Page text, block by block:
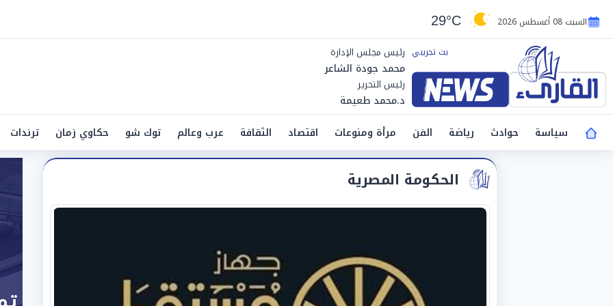
السبت 08 أغسطس 2026 29°C
رئيس مجلس الإدارة
محمد جودة الشاعر
رئيس التحرير
د.محمد طعيمة
سياسة
حوادث رياضة الفن مرأة ومنوعات اقتصاد الثقافة عرب وعالم توك شو حكاوي زمان ترندات
الحكومة المصرية